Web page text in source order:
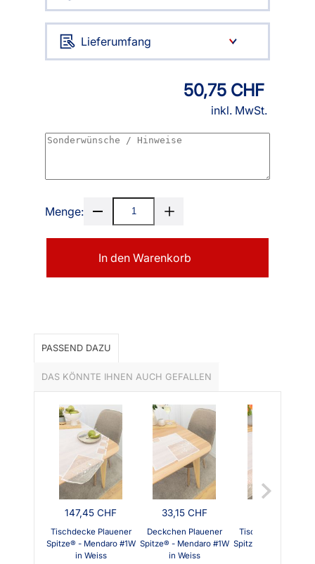
Lieferumfang
50,75 CHF
inkl. MwSt.
Menge:
In den Warenkorb
PASSEND DAZU
DAS KÖNNTE IHNEN AUCH GEFALLEN
147,45 CHF
Tischdecke Plauener
Spitze® - Mendaro #1W
in Weiss
33,15 CHF
Deckchen Plauener
Spitze® - Mendaro #1W
in Weiss
Tischläufer
Spitze® - Mendaro